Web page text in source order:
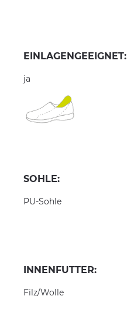
EINLAGENGEEIGNET:
ja
SOHLE:
PU-Sohle
INNENFUTTER:
Filz/Wolle